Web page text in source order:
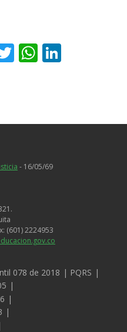
Twitter
- 16/05/69
(601) 2224953
078 de 2018
PQRS